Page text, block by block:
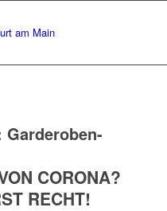
Garderoben-
CORONA?
RECHT!